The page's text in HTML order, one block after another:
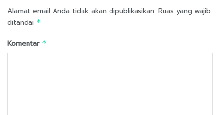
Alamat email Anda tidak akan dipublikasikan. Ruas yang wajib
ditandai *
Komentar *